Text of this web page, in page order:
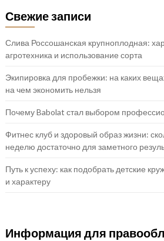
Свежие записи
Слива Россошанская крупноплодная:
агротехника и использование сорта
Экипировка для пробежки: на каких
на чем экономить нельзя
Почему Babolat стал выбором
Фитнес клуб и здоровый образ жизни:
неделю достаточно для заметного
Путь к успеху: как подобрать детские
и характеру
Информация для